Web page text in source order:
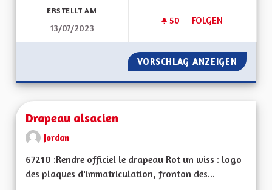
ERSTELLT AM
13/07/2023
50 50 FOLLOWER
FOLGEN
RÉNOVATION ET
VORSCHLAG ANZEIGEN
Drapeau alsacien
Jordan
67210 :Rendre officiel le drapeau Rot un wiss : logo
des plaques d'immatriculation, fronton des...